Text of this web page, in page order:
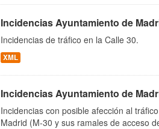
Incidencias Ayuntamiento de
Incidencias de tráfico en la Calle 30.
XML
Incidencias Ayuntamiento de
Incidencias con posible afección al
Madrid (M-30 y sus ramales de acceso